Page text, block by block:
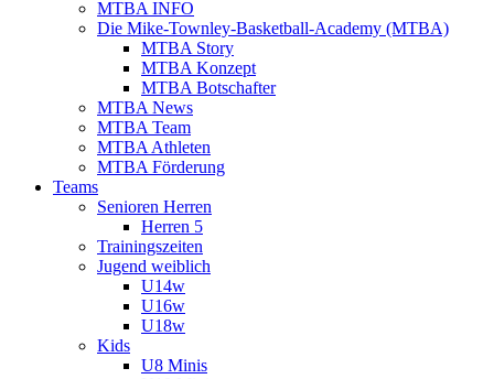
MTBA INFO
Die Mike-Townley-Basketball-Academy (MTBA)
MTBA Story
MTBA Konzept
MTBA Botschafter
MTBA News
MTBA Team
MTBA Athleten
MTBA Förderung
Teams
Senioren Herren
Herren 5
Trainingszeiten
Jugend weiblich
U14w
U16w
U18w
Kids
U8 Minis